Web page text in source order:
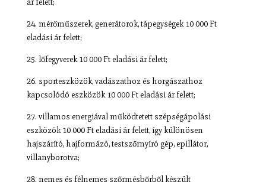
ár felett;
24. mérőműszerek, generátorok, tápegységek 10 000 Ft
eladási ár felett;
25. lőfegyverek 10 000 Ft eladási ár felett;
26. sporteszközök, vadászathoz és horgászathoz
kapcsolódó eszközök 10 000 Ft eladási ár felett;
27. villamos energiával működtetett szépségápolási
eszközök 10 000 Ft eladási ár felett, így különösen
hajszárító, hajformázó, testszőrnyíró gép, epillátor,
villanyborotva;
28. nemes és félnemes szőrmésbőrből készült